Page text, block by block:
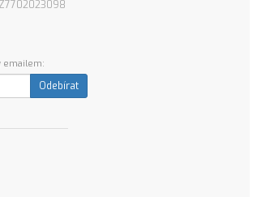
emailem:
Odebírat